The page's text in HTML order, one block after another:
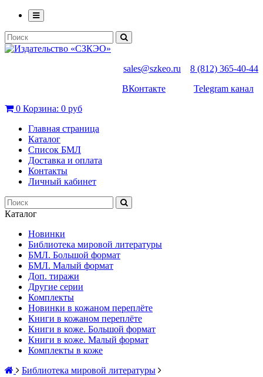
sales@szkeo.ru
8 (812) 365-40-44
ВКонтакте
Telegram канал
0 Корзина: 0 руб
Главная страница
Каталог
Список БМЛ
Доставка и оплата
Контакты
Личный кабинет
Каталог
Новинки
Библиотека мировой литературы
БМЛ. Большой формат
БМЛ. Малый формат
Доп. тиражи
Другие серии
Комплекты
Новинки в кожаном переплёте
Книги в кожаном переплёте
Книги в коже. Большой формат
Книги в коже. Малый формат
Комплекты в коже
Библиотека мировой литературы